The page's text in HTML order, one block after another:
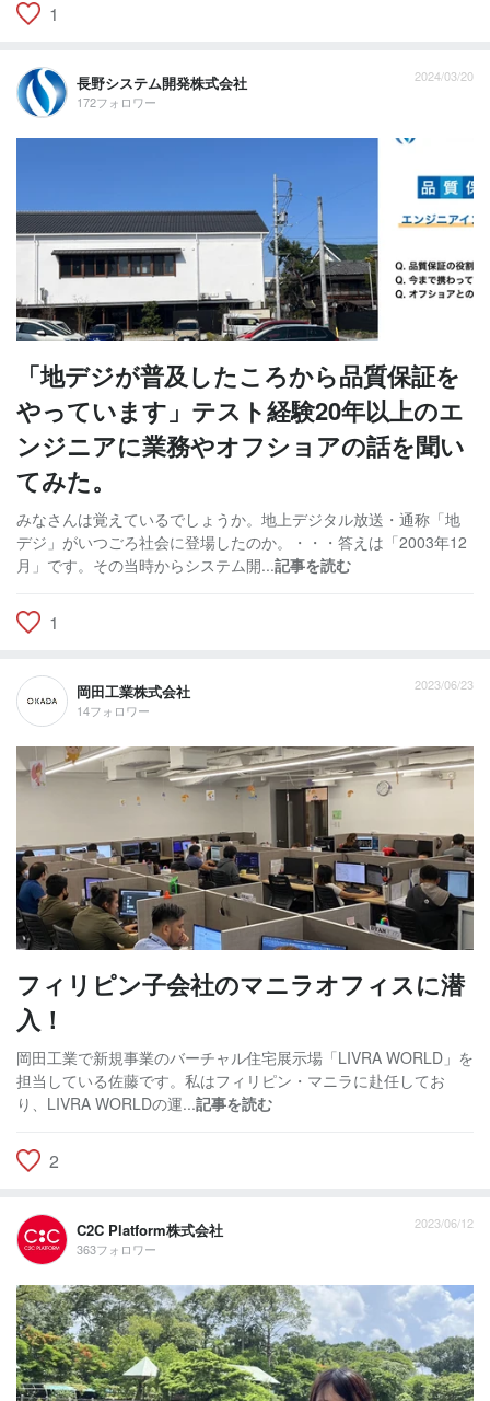
1
長野システム開発株式会社
172フォロワー
2024/03/20
「地デジが普及したころから品質保証を
やっています」テスト経験20年以上のエ
ンジニアに業務やオフショアの話を聞い
てみた。
みなさんは覚えているでしょうか。地上デジタル放送・通称「地
デジ」がいつごろ社会に登場したのか。・・・答えは「2003年12
月」です。その当時からシステム開...記事を読む
1
岡田工業株式会社
14フォロワー
2023/06/23
フィリピン子会社のマニラオフィスに潜
入！
岡田工業で新規事業のバーチャル住宅展示場「LIVRA WORLD」を
担当している佐藤です。私はフィリピン・マニラに赴任してお
り、LIVRA WORLDの運...記事を読む
2
C2C Platform株式会社
363フォロワー
2023/06/12